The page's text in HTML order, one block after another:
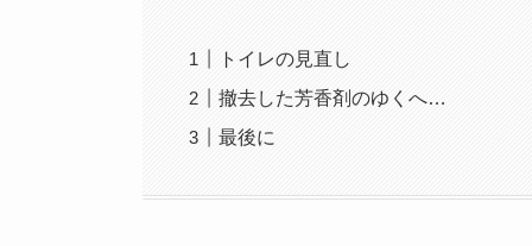
トイレの見直し
撤去した芳香剤のゆくへ…
最後に